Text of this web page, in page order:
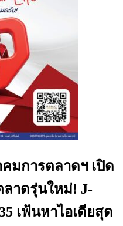
มการตลาดฯ เปิด
ลาดรุ่นใหม่! J-
เฟ้นหาไอเดียสุด